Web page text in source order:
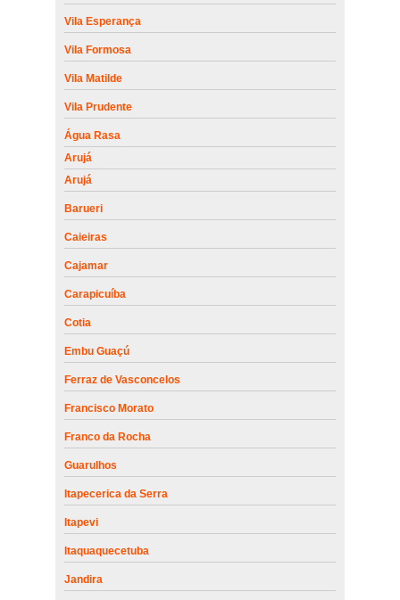
Vila Esperança
Vila Formosa
Vila Matilde
Vila Prudente
Água Rasa
Arujá
Arujá
Barueri
Caieiras
Cajamar
Carapicuíba
Cotia
Embu Guaçú
Ferraz de Vasconcelos
Francisco Morato
Franco da Rocha
Guarulhos
Itapecerica da Serra
Itapevi
Itaquaquecetuba
Jandira